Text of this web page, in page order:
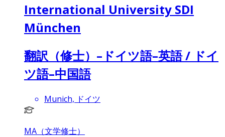
International University SDI
München
翻訳（修士）–ドイツ語–英語 / ドイ
ツ語–中国語
Munich, ドイツ
MA（文学修士）